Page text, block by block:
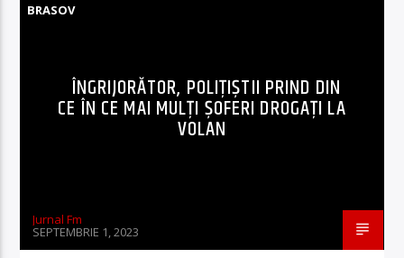
BRASOV
ÎNGRIJORĂTOR, POLIȚIȘTII PRIND DIN
CE ÎN CE MAI MULȚI ȘOFERI DROGAȚI LA
VOLAN
Jurnal Fm
SEPTEMBRIE 1, 2023